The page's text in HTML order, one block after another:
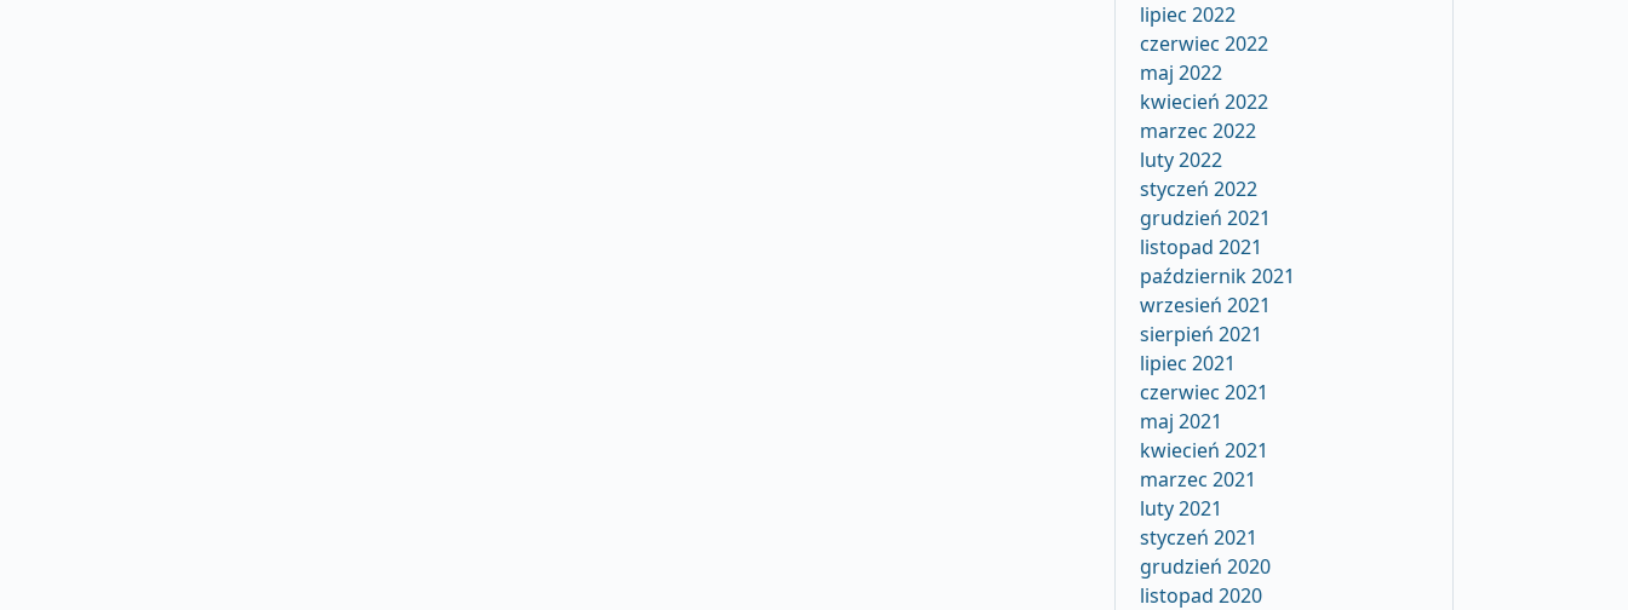
lipiec 2022
czerwiec 2022
maj 2022
kwiecień 2022
marzec 2022
luty 2022
styczeń 2022
grudzień 2021
listopad 2021
październik 2021
wrzesień 2021
sierpień 2021
lipiec 2021
czerwiec 2021
maj 2021
kwiecień 2021
marzec 2021
luty 2021
styczeń 2021
grudzień 2020
listopad 2020